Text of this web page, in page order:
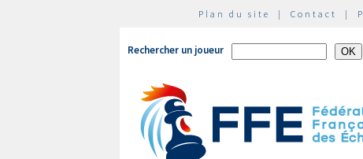
Plan du site | Contact |
Rechercher un joueur